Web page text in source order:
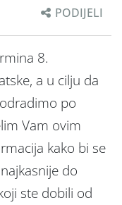
PODIJELI
8.
a u cilju da
po
Vam ovim
kako bi se
do
ste dobili od